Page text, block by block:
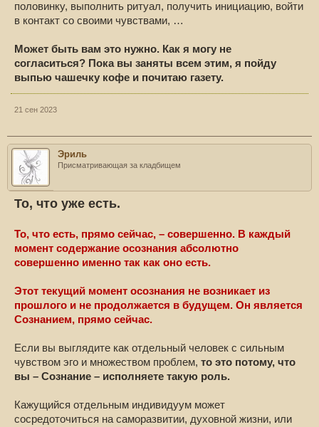
половинку, выполнить ритуал, получить инициацию, войти
в контакт со своими чувствами, …
Может быть вам это нужно. Как я могу не
согласиться? Пока вы заняты всем этим, я пойду
выпью чашечку кофе и почитаю газету.
21 сен 2023
Эриль
Присматривающая за кладбищем
То, что уже есть.
То, что есть, прямо сейчас, – совершенно. В каждый
момент содержание осознания абсолютно
совершенно именно так как оно есть.
Этот текущий момент осознания не возникает из
прошлого и не продолжается в будущем. Он является
Сознанием, прямо сейчас.
Если вы выглядите как отдельный человек с сильным
чувством эго и множеством проблем, то это потому, что
вы – Сознание – исполняете такую роль.
Кажущийся отдельным индивидуум может
сосредоточиться на саморазвитии, духовной жизни, или